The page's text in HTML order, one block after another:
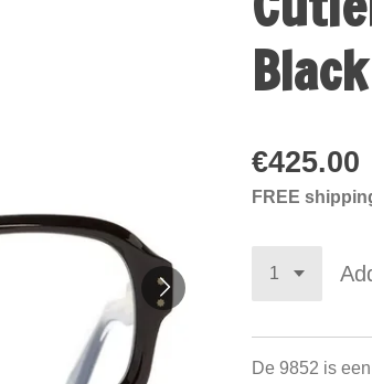
Black
€425.00
FREE
De 9852 is